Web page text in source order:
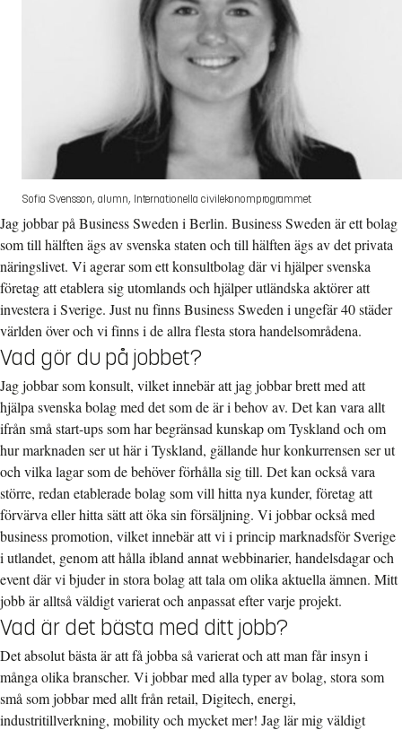
Sofia Svensson, alumn, Internationella civilekonomprogrammet
Jag jobbar på Business Sweden i Berlin. Business Sweden är ett bolag
som till hälften ägs av svenska staten och till hälften ägs av det privata
näringslivet. Vi agerar som ett konsultbolag där vi hjälper svenska
företag att etablera sig utomlands och hjälper utländska aktörer att
investera i Sverige. Just nu finns Business Sweden i ungefär 40 städer
världen över och vi finns i de allra flesta stora handelsområdena.
Vad gör du på jobbet?
Jag jobbar som konsult, vilket innebär att jag jobbar brett med att
hjälpa svenska bolag med det som de är i behov av. Det kan vara allt
ifrån små start-ups som har begränsad kunskap om Tyskland och om
hur marknaden ser ut här i Tyskland, gällande hur konkurrensen ser ut
och vilka lagar som de behöver förhålla sig till. Det kan också vara
större, redan etablerade bolag som vill hitta nya kunder, företag att
förvärva eller hitta sätt att öka sin försäljning. Vi jobbar också med
business promotion, vilket innebär att vi i princip marknadsför Sverige
i utlandet, genom att hålla ibland annat webbinarier, handelsdagar och
event där vi bjuder in stora bolag att tala om olika aktuella ämnen. Mitt
jobb är alltså väldigt varierat och anpassat efter varje projekt.
Vad är det bästa med ditt jobb?
Det absolut bästa är att få jobba så varierat och att man får insyn i
många olika branscher. Vi jobbar med alla typer av bolag, stora som
små som jobbar med allt från retail, Digitech, energi,
industritillverkning, mobility och mycket mer! Jag lär mig väldigt